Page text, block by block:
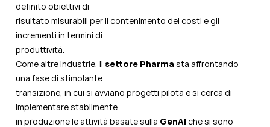
definito obiettivi di
risultato misurabili per il contenimento dei costi e gli
incrementi in termini di
produttività.
Come altre industrie, il settore Pharma sta affrontando
una fase di stimolante
transizione, in cui si avviano progetti pilota e si cerca di
implementare stabilmente
in produzione le attività basate sulla GenAI che si sono